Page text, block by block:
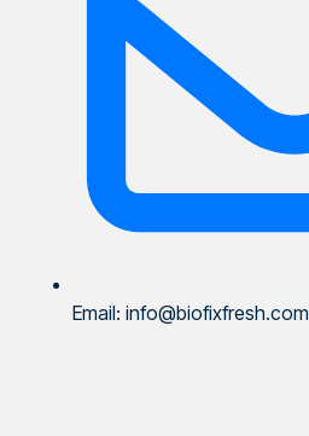
Email: info@biofixfresh.com